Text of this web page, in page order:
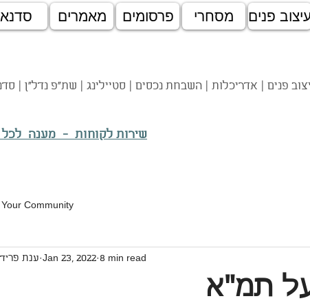
סדנא מאמרים פרסומים מסחרי פנים
פנים | אדריכלות | השבחת נכסים | סטיילינג | שת"פ נדל"ן |
שירות לקוחות - מענה
Your Community
תמ"א
ענת Jan 23, 2022 8 min read